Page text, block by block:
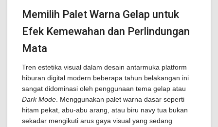
Memilih Palet Warna Gelap untuk
Efek Kemewahan dan Perlindungan
Mata
Tren estetika visual dalam desain antarmuka platform
hiburan digital modern beberapa tahun belakangan ini
sangat didominasi oleh penggunaan tema gelap atau
Dark Mode . Menggunakan palet warna dasar seperti
hitam pekat, abu-abu arang, atau biru navy tua bukan
sekadar mengikuti arus gaya visual yang sedang